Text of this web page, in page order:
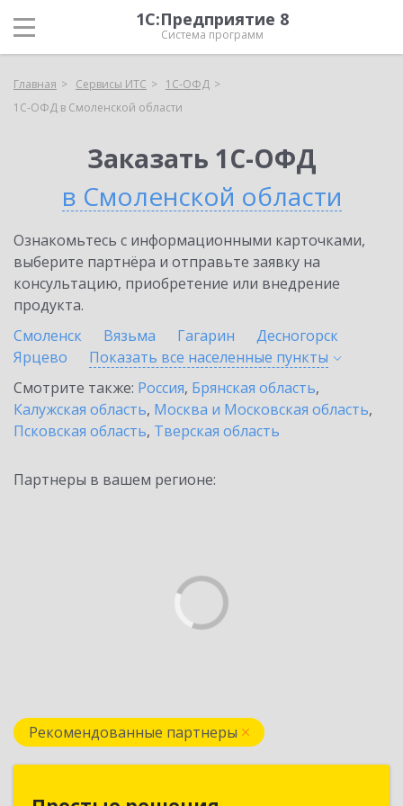
1С:Предприятие 8
Система программ
Главная Сервисы ИТС
1С-ОФД
1С-ОФД в Смоленской области
Заказать 1С-ОФД
в Смоленской области
Ознакомьтесь с информационными карточками,
выберите партнёра и отправьте заявку на
консультацию, приобретение или внедрение
продукта.
Смоленск
Вязьма Гагарин
Десногорск
Ярцево
Показать все населенные пункты
Смотрите также: Россия, Брянская область,
Калужская область, Москва и Московская область,
Псковская область, Тверская область
Партнеры в вашем регионе:
Рекомендованные партнеры